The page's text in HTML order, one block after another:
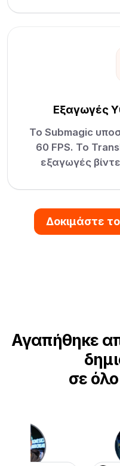
Εξαγωγές
Το Submagic
60 FPS. Το
εξαγωγές
Δοκιμάστε
Αγαπήθηκε
σε